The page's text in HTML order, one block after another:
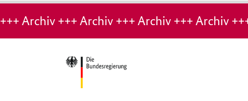
Hinweis:
Seite
+++ Archiv +++ Archiv +++ Archiv +++ Archiv